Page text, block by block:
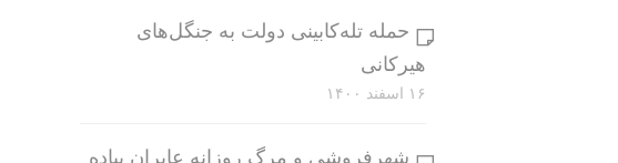
حمله تله‌کابینی دولت به جنگل‌های
هیرکانی
۱۶ اسفند ۱۴۰۰
شهرفروشی و مرگ روزانه عابران پیاده